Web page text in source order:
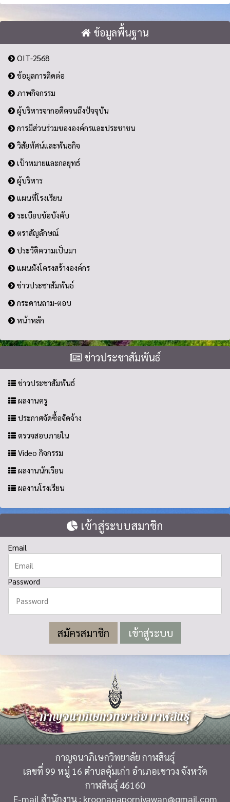
ข้อมูลพื้นฐาน
OIT-2568
ข้อมูลการติดต่อ
ภาพกิจกรรม
ผู้บริหารจากอดีตจนถึงปัจจุบัน
การมีส่วนร่วมขององค์กรและประชาชน
วิสัยทัศน์และพันธกิจ
เป้าหมายและกลยุทธ์
ผู้บริหาร
แผนที่โรงเรียน
ระเบียบข้อบังคับ
ตราสัญลักษณ์
ประวัติความเป็นมา
แผนผังโครงสร้างองค์กร
ข่าวประชาสัมพันธ์
กระดานถาม-ตอบ
หน้าหลัก
ข่าวประชาสัมพันธ์
ข่าวประชาสัมพันธ์
ผลงานครู
ประกาศจัดซื้อจัดจ้าง
ตรวจสอบภายใน
Video กิจกรรม
ผลงานนักเรียน
ผลงานโรงเรียน
เข้าสู่ระบบสมาชิก
Email
Password
สมัครสมาชิก
กาญจนาภิเษกวิทยาลัย กาฬสินธุ์
กาญจนาภิเษกวิทยาลัย กาฬสินธุ์
เลขที่ 99 หมู่ 16 ตำบลคุ้มเก่า อำเภอเขาวง จังหวัด
กาฬสินธุ์ 46160
E-mail สำนักงาน : kroonapaporniyawan@gmail.com